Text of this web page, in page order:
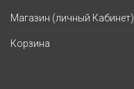
Магазин (личный Кабинет)
Корзина